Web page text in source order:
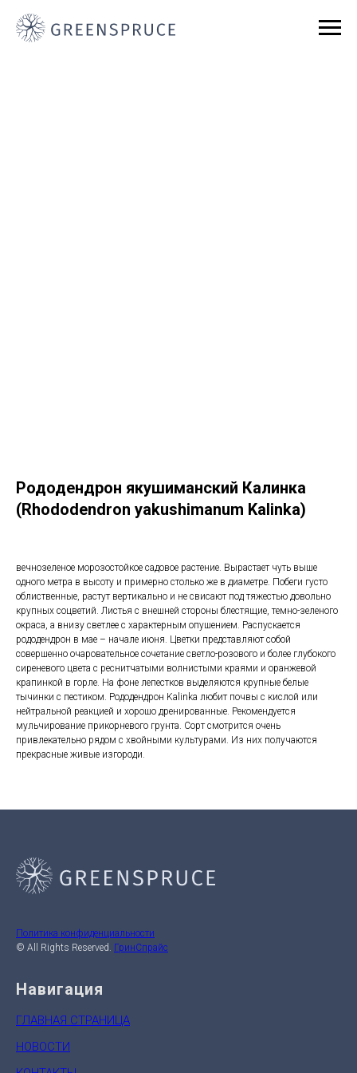
Рододендрон якушиманский Калинка
(Rhododendron yakushimanum Kalinka)
вечнозеленое морозостойкое садовое растение. Вырастает чуть выше
одного метра в высоту и примерно столько же в диаметре. Побеги густо
облиственные, растут вертикально и не свисают под тяжестью довольно
крупных соцветий. Листья с внешней стороны блестящие, темно-зеленого
окраса, а внизу светлее с характерным опушением. Распускается
рододендрон в мае – начале июня. Цветки представляют собой
совершенно очаровательное сочетание светло-розового и более глубокого
сиреневого цвета с реснитчатыми волнистыми краями и оранжевой
крапинкой в горле. На фоне лепестков выделяются крупные белые
тычинки с пестиком. Рододендрон Kalinka любит почвы с кислой или
нейтральной реакцией и хорошо дренированные. Рекомендуется
мульчирование прикорневого грунта. Сорт смотрится очень
привлекательно рядом с хвойными культурами. Из них получаются
прекрасные живые изгороди.
Политика конфиденциальности
© All Rights Reserved. ГринСпрайс
Навигация
ГЛАВНАЯ СТРАНИЦА
НОВОСТИ